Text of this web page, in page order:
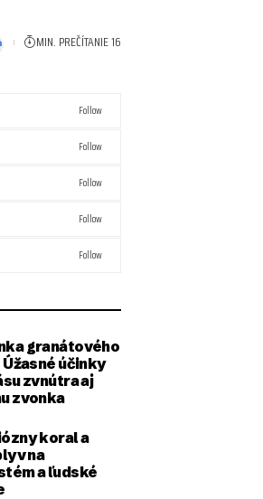
MIN. PREČÍTANIE 16
Follow
Follow
Follow
Follow
Follow
granátového
účinky
zvnútra aj
zvonka
koral a
na
a ľudské